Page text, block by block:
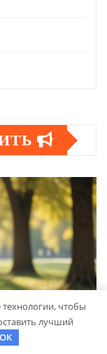
технологии, чтобы
лучший
OK